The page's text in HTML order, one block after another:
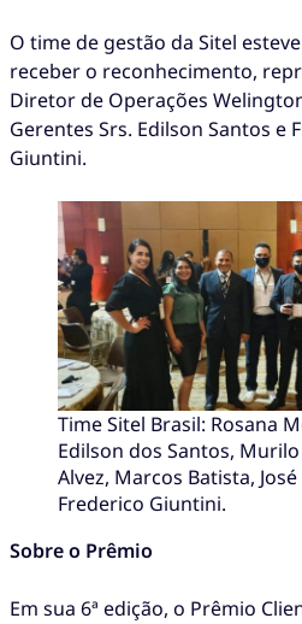
O time de gestão da Sitel
receber o reconhecimento,
Diretor de Operações
Gerentes Srs. Edilson Santos e
Giuntini.
Time Sitel Brasil: Rosana
Edilson dos Santos,
Alvez, Marcos Batista,
Frederico Giuntini.
Sobre o Prêmio
Em sua 6ª edição, o Prêmio